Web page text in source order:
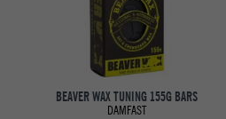
BEAVER WAX TUNING 155G BARS
DAMFAST